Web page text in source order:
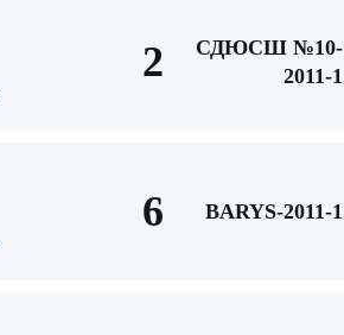
2
СДЮСШ №10-
2011-1
6 BARYS-2011-1